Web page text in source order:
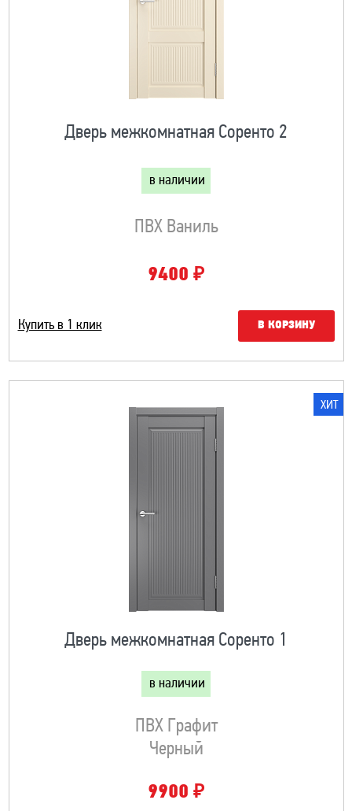
Дверь межкомнатная Соренто 2
в наличии
ПВХ Ваниль
9400 ₽
Купить в 1 клик В КОРЗИНУ
ХИТ
Дверь межкомнатная Соренто 1
в наличии
ПВХ Графит
Черный
9900 ₽